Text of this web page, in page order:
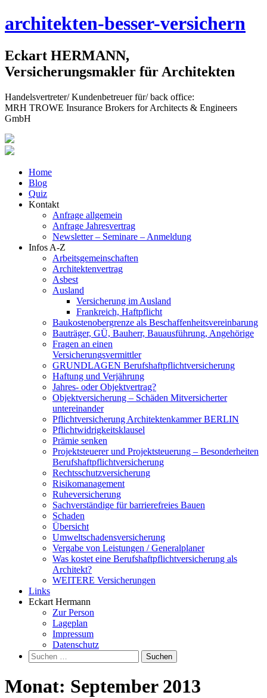
to
architekten-besser-versichern
Eckart HERMANN,
Versicherungsmakler für Architekten
Handelsvertreter/ Kundenbetreuer für/ back office:
MRH TROWE Insurance Brokers for Architects & Engineers
GmbH
Home
Blog
Quiz
Kontakt
Anfrage allgemein
Anfrage Jahresvertrag
Newsletter – Seminare – Anmeldung
Infos A-Z
Arbeitsgemeinschaften
Architektenvertrag
Asbest
Ausland
Versicherung im Ausland
Frankreich, Haftpflicht
Baukostenobergrenze als Beschaffenheits­vereinbarung
Bauträger, GÜ, Bauherr, Bauausführung, Angehörige
Fragen an einen
Versicherungsvermittler
GRUNDLAGEN Berufshaftpflichtversicherung
Haftung und Verjährung
Jahres- oder Objektvertrag?
Objektversicherung – Schäden Mitversicherter
untereinander
Pflichtversicherung Architektenkammer BERLIN
Pflichtwidrigkeitsklausel
Prämie senken
Projektsteuerer und Projektsteuerung – Besonderheiten
Berufshaftpflichtversicherung
Rechtsschutzversicherung
Risikomanagement
Ruheversicherung
Sachverständige für barrierefreies Bauen
Schaden
Übersicht
Umweltschadensversicherung
Vergabe von Leistungen / Generalplaner
Was kostet eine Berufshaftpflichtversicherung als
Architekt?
WEITERE Versicherungen
Links
Eckart Hermann
Zur Person
Lageplan
Impressum
Datenschutz
Suchen
nach:
Monat: September 2013